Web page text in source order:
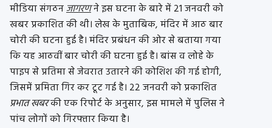
मीडिया संगठनजागरणने इस घटना के बारे में 21 जनवरी को
खबर प्रकाशित की थी। लेख के मुताबिक, मंदिर में आठ बार
चोरी की घटना हुई है। मंदिर प्रबंधन की ओर से बताया गया
कि यह आठवीं बार चोरी की घटना हुई है। बांस व लोहे के
पाइप से प्रतिमा से जेवरात उतारने की कोशिश की गई होगी,
जिसमें प्रमिता गिर कर टूट गई है। 22 जनवरी को प्रकाशित
प्रभात खबरकी एक रिपोर्ट के अनुसार, इस मामले में पुलिस ने
पांच लोगों को गिरफ्तार किया है।